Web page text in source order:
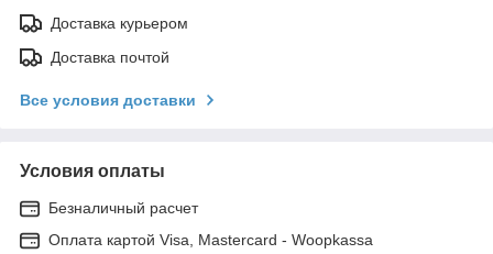
Доставка курьером
Доставка почтой
Все условия доставки
Условия оплаты
Безналичный расчет
Оплата картой Visa, Mastercard - Woopkassa